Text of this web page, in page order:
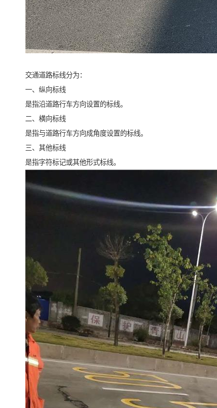
交通道路标线分为：
一、纵向标线
是指沿道路行车方向设置的标线。
二、横向标线
是指与道路行车方向成角度设置的标线。
三、其他标线
是指字符标记或其他形式标线。